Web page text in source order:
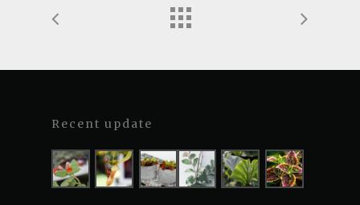
Recent update